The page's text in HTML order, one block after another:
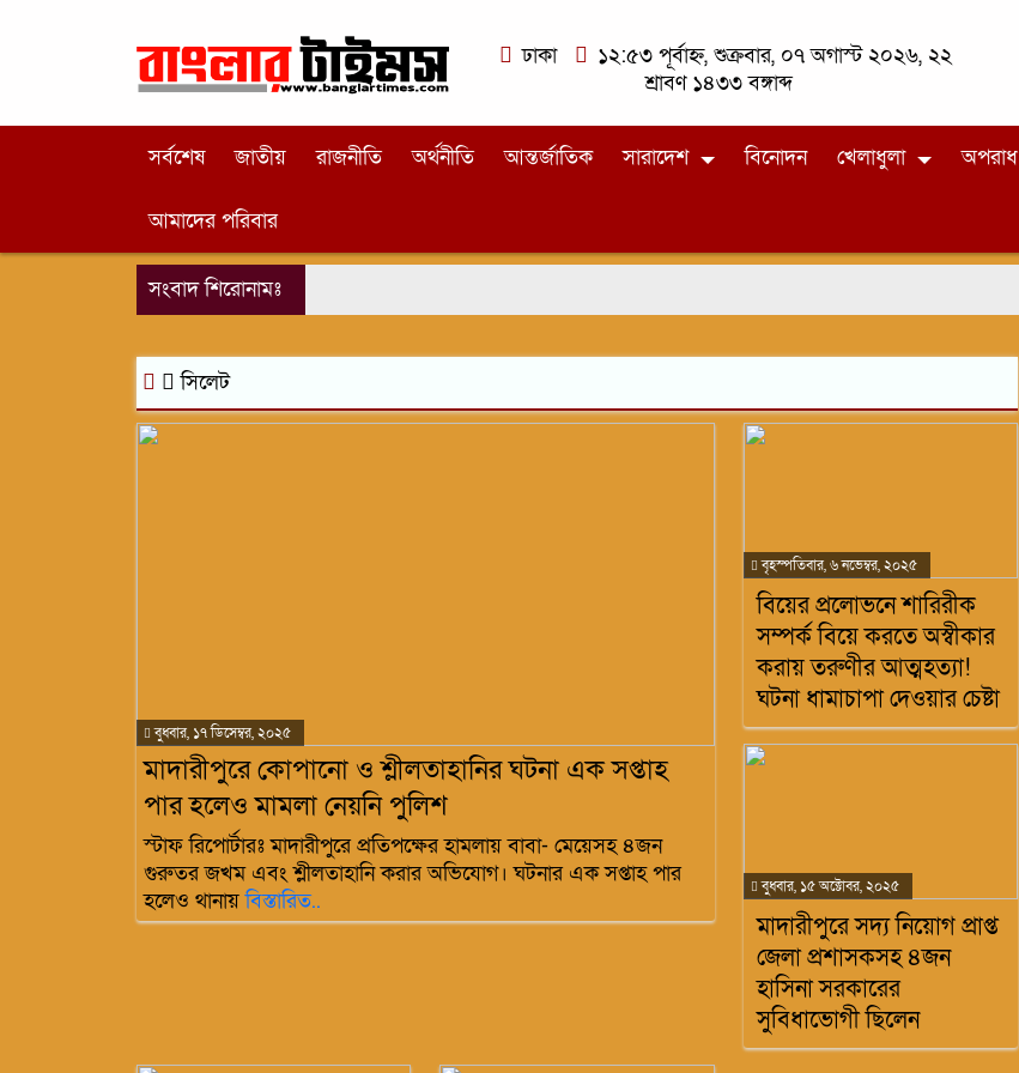
ঢাকা
১২:৫৩ পূর্বাহ্ন, শুক্রবার, ০৭ অগাস্ট ২০২৬, ২২
শ্রাবণ ১৪৩৩ বঙ্গাব্দ
সর্বশেষ জাতীয় রাজনীতি অর্থনীতি আন্তর্জাতিক সারাদেশ বিনোদন খেলাধুলা অপরাধ
আমাদের পরিবার
সংবাদ শিরোনামঃ
সিলেট
বুধবার, ১৭ ডিসেম্বর, ২০২৫
মাদারীপুরে কোপানো ও শ্লীলতাহানির ঘটনা এক সপ্তাহ
পার হলেও মামলা নেয়নি পুলিশ
স্টাফ রিপোর্টারঃ মাদারীপুরে প্রতিপক্ষের হামলায় বাবা- মেয়েসহ ৪জন
গুরুতর জখম এবং শ্লীলতাহানি করার অভিযোগ। ঘটনার এক সপ্তাহ পার
হলেও থানায়বিস্তারিত..
বৃহস্পতিবার, ৬ নভেম্বর, ২০২৫
বিয়ের প্রলোভনে শারিরীক
সম্পর্ক বিয়ে করতে অস্বীকার
করায় তরুণীর আত্মহত্যা!
ঘটনা ধামাচাপা দেওয়ার চেষ্টা
বুধবার, ১৫ অক্টোবর, ২০২৫
মাদারীপুরে সদ্য নিয়োগ প্রাপ্ত
জেলা প্রশাসকসহ ৪জন
হাসিনা সরকারের
সুবিধাভোগী ছিলেন